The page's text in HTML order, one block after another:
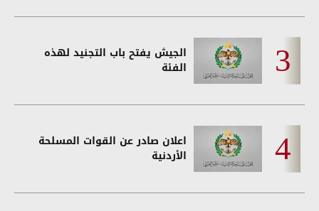
الجيش يفتح باب التجنيد لهذه
الفئة
اعلان صادر عن القوات المسلحة
الأردنية